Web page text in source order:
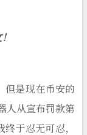
但是现在币安的
人从宣布罚款第
于忍无可忍，